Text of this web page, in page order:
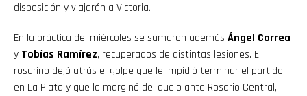
disposición y viajarán a Victoria.
En la práctica del miércoles se sumaron además Ángel Correa
y Tobías Ramírez, recuperados de distintas lesiones. El
rosarino dejó atrás el golpe que le impidió terminar el partido
en La Plata y que lo marginó del duelo ante Rosario Central,